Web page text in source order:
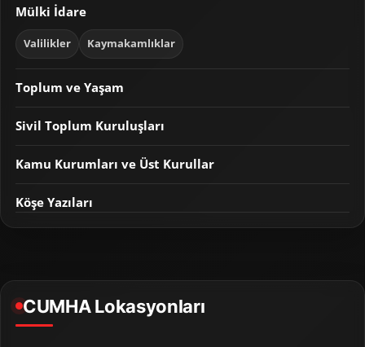
Mülki İdare
Valilikler Kaymakamlıklar
Toplum ve Yaşam
Sivil Toplum Kuruluşları
Kamu Kurumları ve Üst Kurullar
Köşe Yazıları
CUMHA Lokasyonları